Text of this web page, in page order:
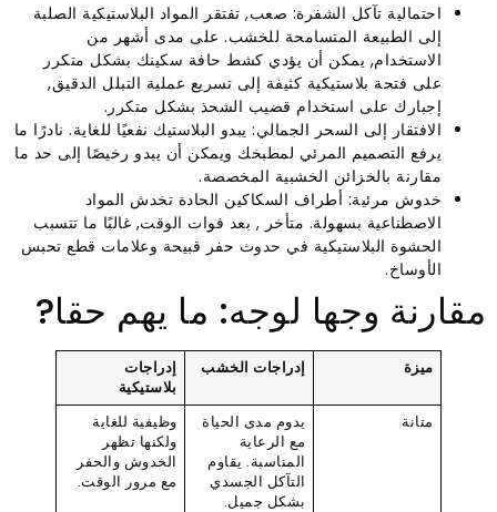
احتمالية تآكل الشفرة: صعب, تفتقر المواد البلاستيكية الصلبة
إلى الطبيعة المتسامحة للخشب. على مدى أشهر من
الاستخدام, يمكن أن يؤدي كشط حافة سكينك بشكل متكرر
على فتحة بلاستيكية كثيفة إلى تسريع عملية التبلل الدقيق,
إجبارك على استخدام قضيب الشحذ بشكل متكرر.
الافتقار إلى السحر الجمالي: يبدو البلاستيك نفعيًا للغاية. نادرًا ما
يرفع التصميم المرئي لمطبخك ويمكن أن يبدو رخيصًا إلى حد ما
مقارنة بالخزائن الخشبية المخصصة.
خدوش مرئية: أطراف السكاكين الحادة تخدش المواد
الاصطناعية بسهولة. متأخر , بعد فوات الوقت, غالبًا ما تتسبب
الحشوة البلاستيكية في حدوث حفر قبيحة وعلامات قطع تحبس
الأوساخ.
مقارنة وجها لوجه: ما يهم حقا?
ميزة إدراجات الخشب
إدراجات
بلاستيكية
متانة
يدوم مدى الحياة
مع الرعاية
المناسبة. يقاوم
التآكل الجسدي
بشكل جميل.
وظيفية للغاية
ولكنها تظهر
الخدوش والحفر
مع مرور الوقت.